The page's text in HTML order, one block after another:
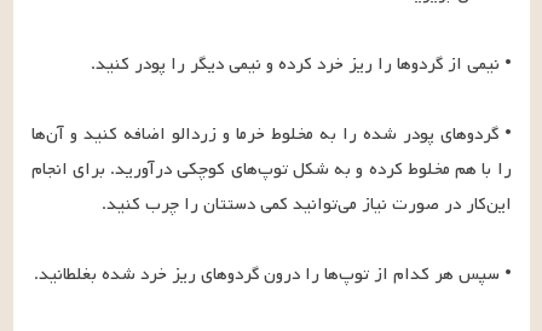
• سپس هر کدام از توپ‌ها را درون گردوهای ریز خرد شده بغلطانید.